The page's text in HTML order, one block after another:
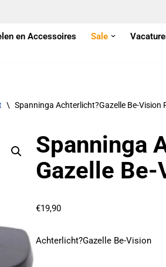
en Accessoires Sale
\ Spanninga Achterlicht?Gazelle Be-Vision
Spanninga
Gazelle
€19,90
Achterlicht?Gazelle Be-Vision